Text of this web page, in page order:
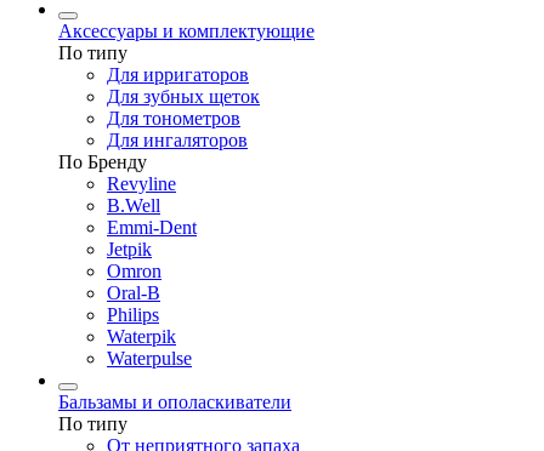
Аксессуары и комплектующие
По типу
Для ирригаторов
Для зубных щеток
Для тонометров
Для ингаляторов
По Бренду
Revyline
B.Well
Emmi-Dent
Jetpik
Omron
Oral-B
Philips
Waterpik
Waterpulse
Бальзамы и ополаскиватели
По типу
От неприятного запаха